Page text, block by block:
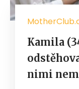
Kamila
nimi